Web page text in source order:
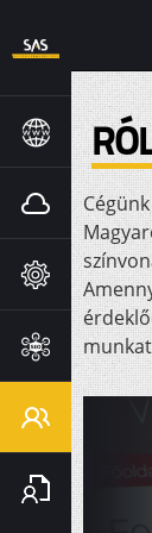
DOMAIN
HOSTING
FEJLESZTÉS
SEO&
GOOGLE
RÓLUNK